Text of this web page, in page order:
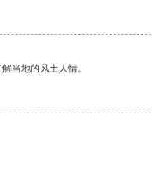
当地的风土人情。